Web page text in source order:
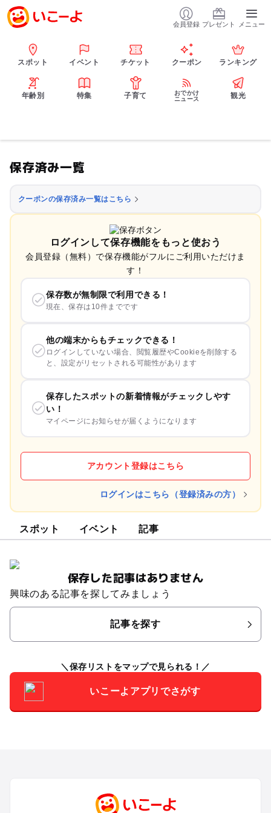
会員登録 プレゼント メニュー
スポット イベント チケット クーポン ランキング
年齢別 特集 子育て
おでかけ
ニュース
観光
保存済み一覧
クーポンの保存済み一覧はこちら
ログインして保存機能をもっと使おう
会員登録（無料）で保存機能がフルにご利用いただけま
す！
保存数が無制限で利用できる！
現在、保存は10件までです
他の端末からもチェックできる！
ログインしていない場合、閲覧履歴やCookieを削除する
と、設定がリセットされる可能性があります
保存したスポットの新着情報がチェックしやす
い！
マイページにお知らせが届くようになります
アカウント登録はこちら
ログインはこちら（登録済みの方）
スポット イベント 記事
保存した記事はありません
興味のある記事を探してみましょう
記事を探す
保存リストをマップで見られる！
いこーよアプリでさがす